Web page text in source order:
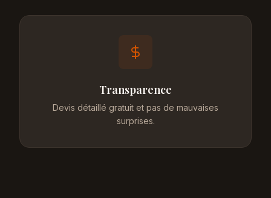
Transparence
Devis détaillé gratuit et pas de mauvaises
surprises.